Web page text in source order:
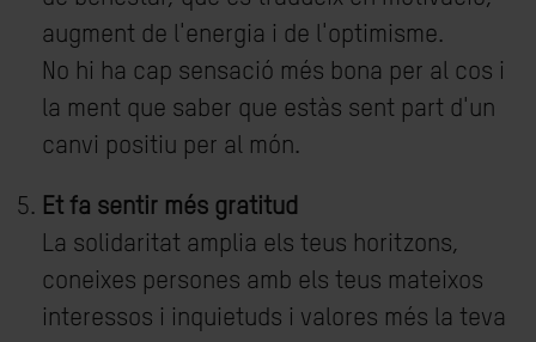
augment de l'energia i de l'optimisme.
No hi ha cap sensació més bona per al cos i
la ment que saber que estàs sent part d'un
canvi positiu per al món.
Et fa sentir més gratitud
La solidaritat amplia els teus horitzons,
coneixes persones amb els teus mateixos
interessos i inquietuds i valores més la teva